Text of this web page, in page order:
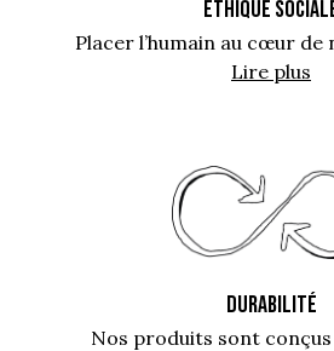
ÉTHIQUE
Placer l’humain au cœur de
Lire plus
DURABILITÉ
Nos produits sont